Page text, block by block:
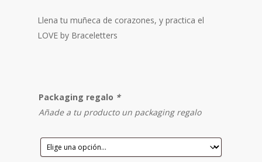
Llena tu muñeca de corazones, y practica el
LOVE by Braceletters
Packaging regalo *
Añade a tu producto un packaging regalo